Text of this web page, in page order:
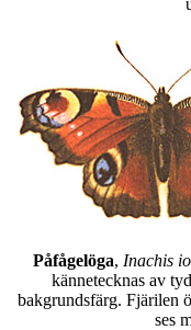
Påfågelöga, Inachis io
kännetecknas av
bakgrundsfärg. Fjärilen
ses